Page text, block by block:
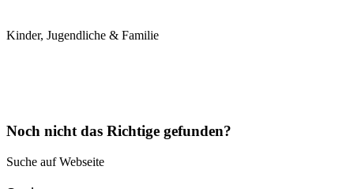
Kinder, Jugendliche & Familie
Noch nicht das Richtige gefunden?
Suche auf Webseite